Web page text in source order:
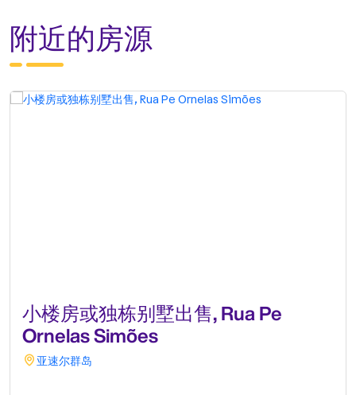
附近的房源
小楼房或独栋别墅出售, Rua Pe
Ornelas Simões
亚速尔群岛